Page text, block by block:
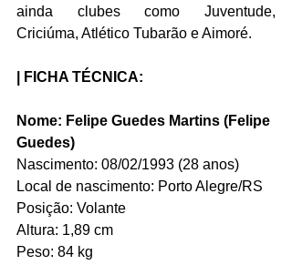
ainda clubes como Juventude,
Criciúma, Atlético Tubarão e Aimoré.
| FICHA TÉCNICA:
Nome: Felipe Guedes Martins (Felipe
Guedes)
Nascimento: 08/02/1993 (28 anos)
Local de nascimento: Porto Alegre/RS
Posição: Volante
Altura: 1,89 cm
Peso: 84 kg